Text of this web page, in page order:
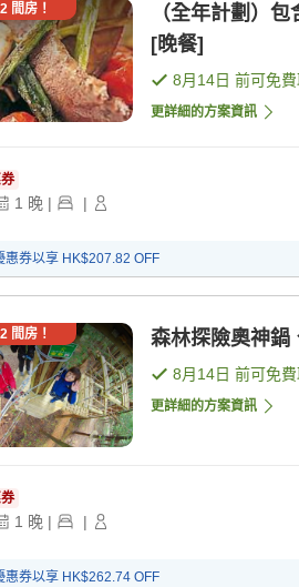
2間房！
（全年計劃）
[晚餐]
8月14日 前可免
更詳細的方案資訊
1 晚 | |
惠券以享 HK$207.82 OFF
2間房！ 森林探險奧神鍋
8月14日 前可免
更詳細的方案資訊
1 晚 | |
惠券以享 HK$262.74 OFF